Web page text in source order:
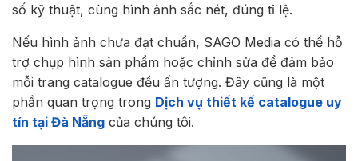
số kỹ thuật, cùng hình ảnh sắc nét, đúng tỉ lệ.
Nếu hình ảnh chưa đạt chuẩn, SAGO Media có thể hỗ
trợ chụp hình sản phẩm hoặc chỉnh sửa để đảm bảo
mỗi trang catalogue đều ấn tượng. Đây cũng là một
phần quan trọng trong Dịch vụ thiết kế catalogue uy
tín tại Đà Nẵng của chúng tôi.